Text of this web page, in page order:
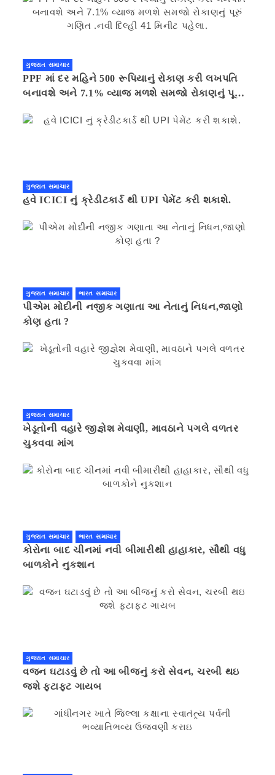
ગુજરાત સમાચાર
PPF માં દર મહિને 500 રૂપિયાનું રોકાણ કરી લખપતિ
બનાવશે અને 7.1% વ્યાજ મળશે સમજો રોકાણનું પૂરું
ગુજરાત સમાચાર
હવે ICICI નું ક્રેડીટકાર્ડ થી UPI પેમેંટ કરી શકાશે.
ગુજરાત સમાચાર ભારત સમાચાર
પીએમ મોદીની નજીક ગણાતા આ નેતાનું નિધન,જાણો
કોણ હતા ?
ગુજરાત સમાચાર
ખેડૂતોની વહારે જીજ્ઞેશ મેવાણી, માવઠાને પગલે વળતર
ચુકવવા માંગ
ગુજરાત સમાચાર ભારત સમાચાર
કોરોના બાદ ચીનમાં નવી બીમારીથી હાહાકાર, સૌથી વધુ
બાળકોને નુકશાન
ગુજરાત સમાચાર
વજન ઘટાડવું છે તો આ બીજનું કરો સેવન, ચરબી થઇ
જશે ફટાફટ ગાયબ